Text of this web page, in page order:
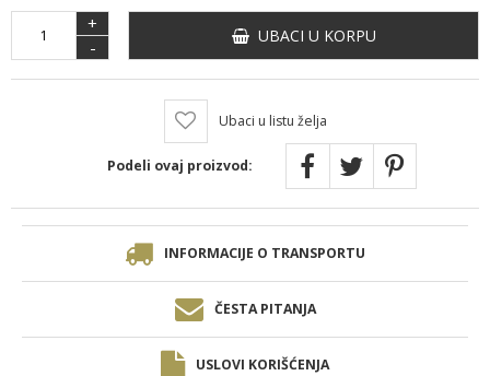
+
-
UBACI U KORPU
Ubaci u listu želja
Podeli ovaj proizvod:
INFORMACIJE O TRANSPORTU
ČESTA PITANJA
USLOVI KORIŠĆENJA